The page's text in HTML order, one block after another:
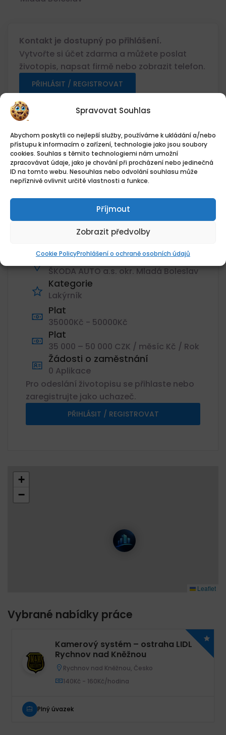
Spravovat Souhlas
Abychom poskytli co nejlepší služby, používáme k ukládání a/nebo
přístupu k informacím o zařízení, technologie jako jsou soubory
cookies. Souhlas s těmito technologiemi nám umožní
zpracovávat údaje, jako je chování při procházení nebo jedinečná
ID na tomto webu. Nesouhlas nebo odvolání souhlasu může
nepříznivě ovlivnit určité vlastnosti a funkce.
Příjmout
Zobrazit předvolby
Cookie PolicyProhlášení o ochraně osobních údajů
Kontakt je dostupný po přihlášení.
Vytvořte si účet zdarma a můžete poslat
životopis, napsat firmě nebo zobrazit telefon.
PŘIHLÁSIT / REGISTROVAT
Vytisknout informace o pozici
Přehled práce
Datum zveřejnění
Umístění
ŠKODA AUTO a.s. okr. Mladá Boleslav
Kategorie
Lakýrník
Plat
35000Kč - 50000Kč
Plat
35 000 – 50 000 CZK / měsíc Kč / Rok
Žádosti o zaměstnání
0 Aplikace
Pro odeslání životopisu se přihlaste nebo
zaregistrujte jako uchazeč.
PŘIHLÁSIT / REGISTROVAT
+
−
Leaflet
Vybrané nabídky práce
Kamerový systém – ostraha LIDL
Rychnov nad Kněžnou
Rychnov nad Kněžnou, Česko
140Kč - 160Kč/hodina
Plný úvazek